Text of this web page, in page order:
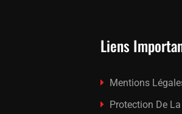
Liens
Mentions
Protection De